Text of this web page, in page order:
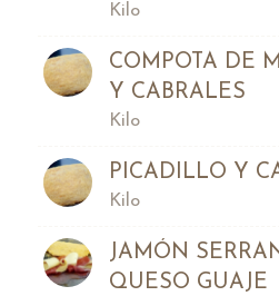
Kilo
COMPOTA DE
Y CABRALES
Kilo
PICADILLO Y
Kilo
JAMÓN
QUESO GUAJE